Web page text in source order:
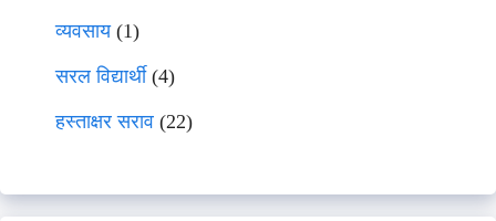
व्यवसाय(1)
सरल विद्यार्थी(4)
हस्ताक्षर सराव (22)